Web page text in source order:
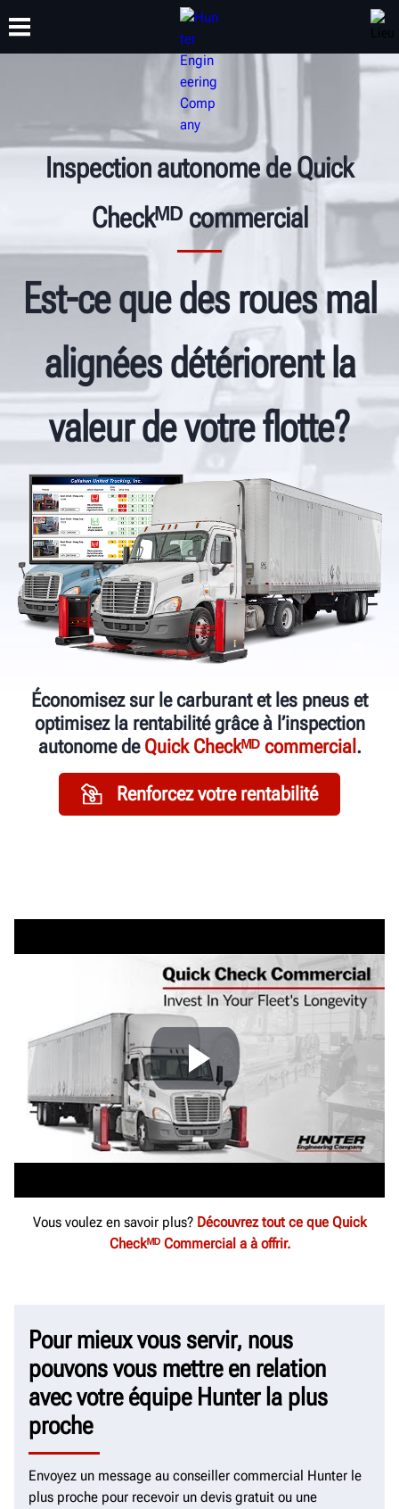
ASSISTANCE
FORMATION
Inspection autonome de Quick
Checkᴹᴰ commercial
Est-ce que des roues mal
alignées détériorent la
valeur de votre flotte?
Économisez sur le carburant et les pneus et
optimisez la rentabilité grâce à l’inspection
autonome de Quick Checkᴹᴰ commercial .
Renforcez votre rentabilité
Vous voulez en savoir plus? Découvrez tout ce que Quick
Checkᴹᴰ Commercial a à offrir.
Pour mieux vous servir, nous
pouvons vous mettre en relation
avec votre équipe Hunter la plus
proche
Envoyez un message au conseiller commercial Hunter le
plus proche pour recevoir un devis gratuit ou une